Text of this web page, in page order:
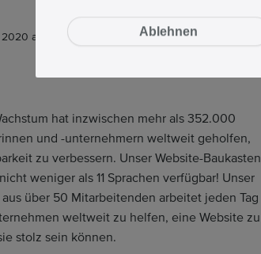
auch international mit Webador
hat inzwischen mehr als 352.000
und -unternehmern weltweit geholfen,
zu verbessern. Unser Website-Baukasten
weniger als 11 Sprachen verfügbar! Unser
über 50 Mitarbeitenden arbeitet jeden Tag
weltweit zu helfen, eine Website zu
stolz sein können.
Ablehnen